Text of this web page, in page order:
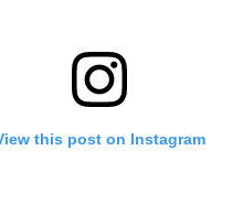
this post on Instagram